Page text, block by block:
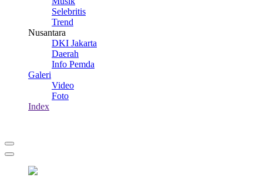
Selebritis
Trend
Nusantara
DKI Jakarta
Daerah
Info Pemda
Galeri
Video
Foto
Index